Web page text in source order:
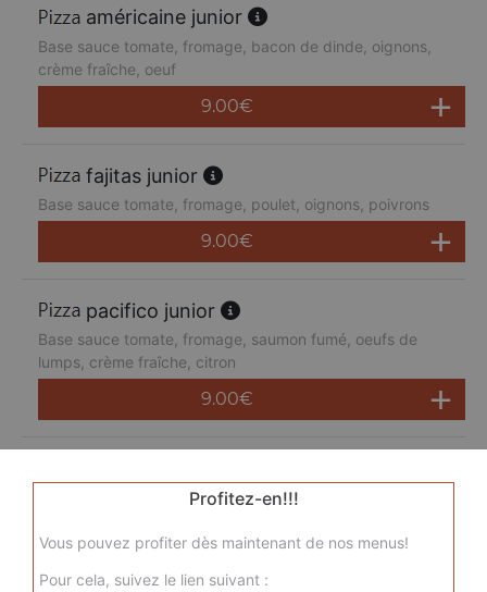
américaine junior
Base sauce tomate, fromage, bacon de dinde, oignons,
crème fraîche, oeuf
9.00€
fajitas junior
Base sauce tomate, fromage, poulet, oignons, poivrons
9.00€
pacifico junior
Base sauce tomate, fromage, saumon fumé, oeufs de
lumps, crème fraîche, citron
9.00€
Base sauce tomate, fromage, chorizo, jambon de dinde,
Profitez-en!!!
Vous pouvez profiter dès maintenant de nos menus!
Pour cela, suivez le lien suivant :